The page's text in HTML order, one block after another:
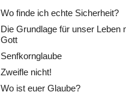
Wo finde ich echte Sicherheit?
Die Grundlage für unser Leben
Gott
Senfkornglaube
Zweifle nicht!
Wo ist euer Glaube?